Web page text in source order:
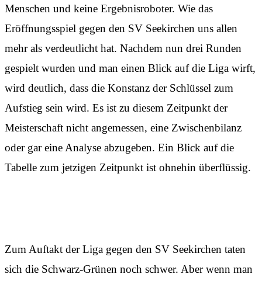
Menschen und keine Ergebnisroboter. Wie das
Eröffnungsspiel gegen den SV Seekirchen uns allen
mehr als verdeutlicht hat. Nachdem nun drei Runden
gespielt wurden und man einen Blick auf die Liga wirft,
wird deutlich, dass die Konstanz der Schlüssel zum
Aufstieg sein wird. Es ist zu diesem Zeitpunkt der
Meisterschaft nicht angemessen, eine Zwischenbilanz
oder gar eine Analyse abzugeben. Ein Blick auf die
Tabelle zum jetzigen Zeitpunkt ist ohnehin überflüssig.
Zum Auftakt der Liga gegen den SV Seekirchen taten
sich die Schwarz-Grünen noch schwer. Aber wenn man